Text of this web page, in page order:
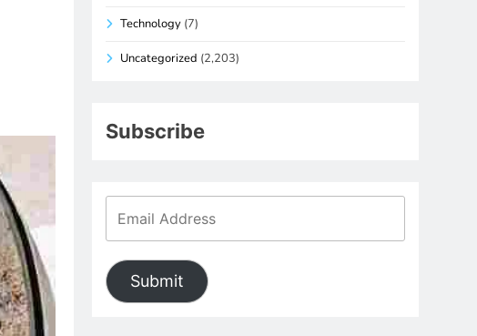
Technology (7)
Uncategorized (2,203)
Subscribe
Submit